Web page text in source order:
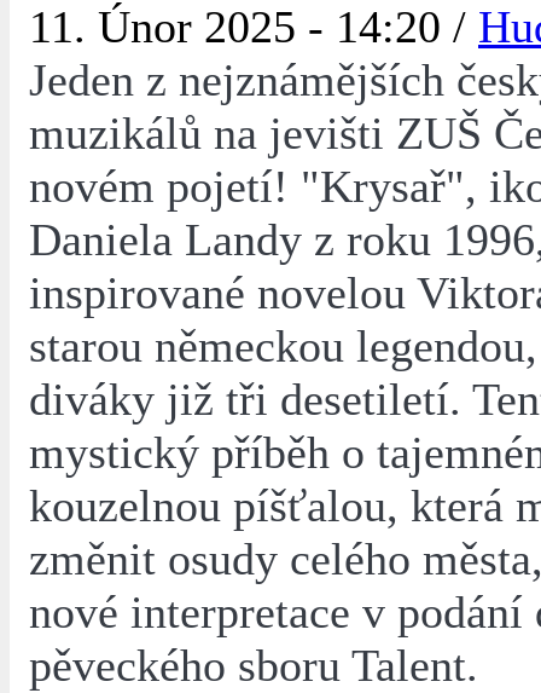
11. Únor 2025 - 14:20 /
Jeden z nejznámějších
muzikálů na jevišti ZUŠ
novém pojetí! "Krysař",
Daniela Landy z roku
inspirované novelou
starou německou
diváky již tři desetiletí.
mystický příběh o
kouzelnou píšťalou, která
změnit osudy celého
nové interpretace v podání
pěveckého sboru Talent.